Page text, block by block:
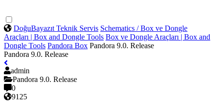
DoğuBayazıt Teknik Servis Schematics / Box ve Dongle
Araçları | Box and Dongle Tools Box ve Dongle Araçları | Box and
Dongle Tools Pandora Box Pandora 9.0. Release
Pandora 9.0. Release
admin
Pandora 9.0. Release
0
9125